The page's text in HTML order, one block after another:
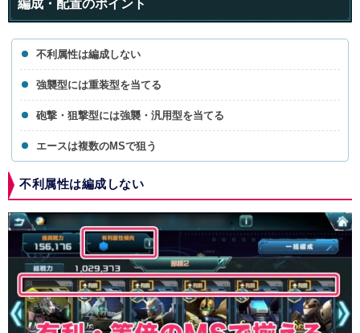
編成・配置のポイント
不利属性は編成しない
強襲型には重装型を当てる
砲撃・狙撃型には強襲・汎用型を当てる
エースは複数のMSで狙う
不利属性は編成しない